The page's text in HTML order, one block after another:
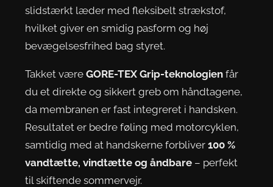
slidstærkt læder med fleksibelt strækstof,
hvilket giver en smidig pasform og høj
bevægelsesfrihed bag styret.
Takket være GORE-TEX Grip-teknologien får
du et direkte og sikkert greb om håndtagene,
da membranen er fast integreret i handsken.
Resultatet er bedre føling med motorcyklen,
samtidig med at handskerne forbliver 100 %
vandtætte, vindtætte og åndbare – perfekt
til skiftende sommervejr.